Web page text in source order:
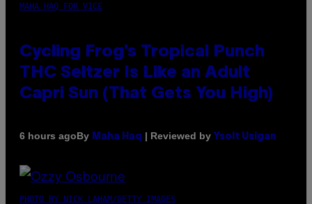
MAHA HAQ FOR VICE
Cycling Frog’s Tropical Punch
THC Seltzer Is Like an Adult
Capri Sun (That Gets You High)
6 hours agoBy Maha Haq | Reviewed by Ysolt Usigan
PHOTO BY NICK LAHAM/GETTY IMAGES